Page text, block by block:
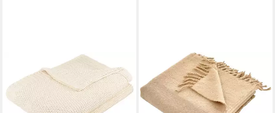
OTTO HOME
Wohndecke Phelon, 100%
Baumwolle, Trendiges
Strickmuster, 130 × 170 cm,
OTTO HOME
Wohndecke Bouclé
garngefärbt, mit Farbverlauf
44,49 €
UVP79,99 €